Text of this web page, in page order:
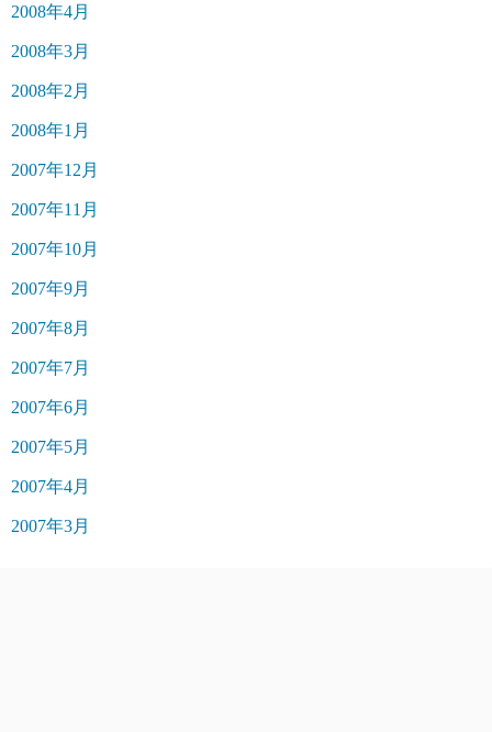
2008年4月
2008年3月
2008年2月
2008年1月
2007年12月
2007年11月
2007年10月
2007年9月
2007年8月
2007年7月
2007年6月
2007年5月
2007年4月
2007年3月